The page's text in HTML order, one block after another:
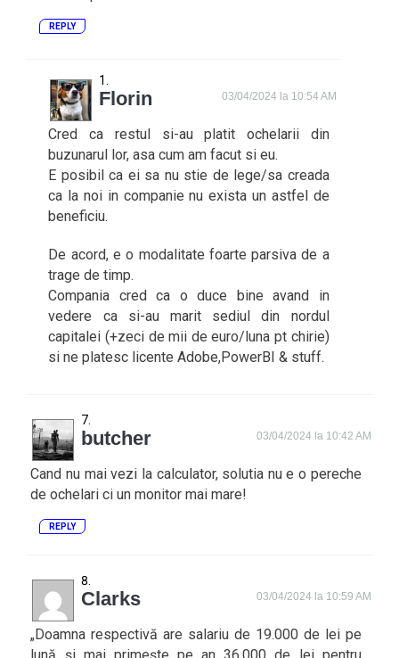
REPLY
Florin 03/04/2024 la 10:54 AM
Cred ca restul si-au platit ochelarii din
buzunarul lor, asa cum am facut si eu.
E posibil ca ei sa nu stie de lege/sa creada
ca la noi in companie nu exista un astfel de
beneficiu.
De acord, e o modalitate foarte parsiva de a
trage de timp.
Compania cred ca o duce bine avand in
vedere ca si-au marit sediul din nordul
capitalei (+zeci de mii de euro/luna pt chirie)
si ne platesc licente Adobe,PowerBI & stuff.
butcher 03/04/2024 la 10:42 AM
Cand nu mai vezi la calculator, solutia nu e o pereche
de ochelari ci un monitor mai mare!
REPLY
Clarks 03/04/2024 la 10:59 AM
„Doamna respectivă are salariu de 19.000 de lei pe